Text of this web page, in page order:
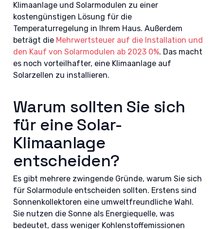
Klimaanlage und Solarmodulen zu einer
kostengünstigen Lösung für die
Temperaturregelung in Ihrem Haus. Außerdem
beträgt die Mehrwertsteuer auf die Installation und
den Kauf von Solarmodulen ab 2023 0%. Das macht
es noch vorteilhafter, eine Klimaanlage auf
Solarzellen zu installieren.
Warum sollten Sie sich
für eine Solar-
Klimaanlage
entscheiden?
Es gibt mehrere zwingende Gründe, warum Sie sich
für Solarmodule entscheiden sollten. Erstens sind
Sonnenkollektoren eine umweltfreundliche Wahl.
Sie nutzen die Sonne als Energiequelle, was
bedeutet, dass weniger Kohlenstoffemissionen